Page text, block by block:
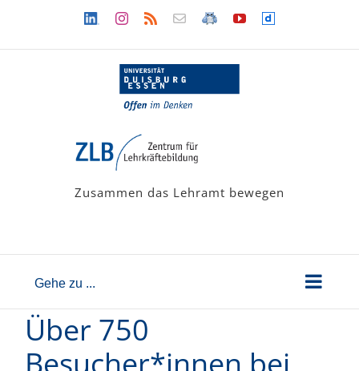
LinkedinInstagram
Rss Newsletter
LehramtsWiki
YouTubeDailymotion
Zusammen das Lehramt bewegen
Gehe zu ...
Über 750